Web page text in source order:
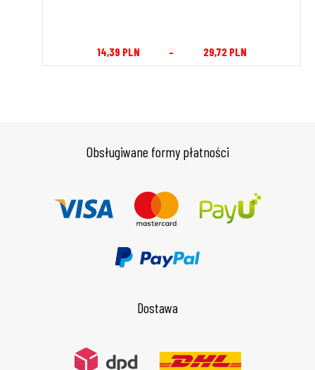
14,39 PLN – 29,72 PLN
Obsługiwane formy płatności
Dostawa